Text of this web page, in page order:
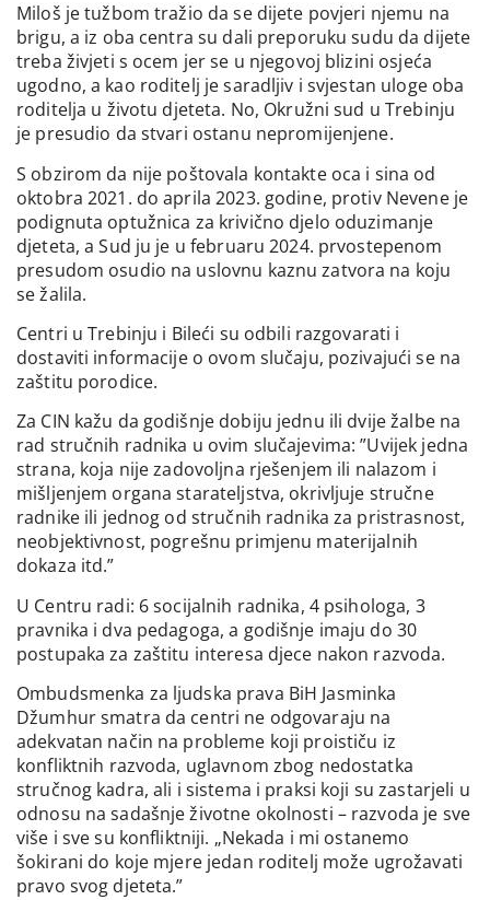
Miloš je tužbom tražio da se dijete povjeri njemu na
brigu, a iz oba centra su dali preporuku sudu da dijete
treba živjeti s ocem jer se u njegovoj blizini osjeća
ugodno, a kao roditelj je saradljiv i svjestan uloge oba
roditelja u životu djeteta. No, Okružni sud u Trebinju
je presudio da stvari ostanu nepromijenjene.
S obzirom da nije poštovala kontakte oca i sina od
oktobra 2021. do aprila 2023. godine, protiv Nevene je
podignuta optužnica za krivično djelo oduzimanje
djeteta, a Sud ju je u februaru 2024. prvostepenom
presudom osudio na uslovnu kaznu zatvora na koju
se žalila.
Centri u Trebinju i Bileći su odbili razgovarati i
dostaviti informacije o ovom slučaju, pozivajući se na
zaštitu porodice.
Za CIN kažu da godišnje dobiju jednu ili dvije žalbe na
rad stručnih radnika u ovim slučajevima: ”Uvijek jedna
strana, koja nije zadovoljna rješenjem ili nalazom i
mišljenjem organa starateljstva, okrivljuje stručne
radnike ili jednog od stručnih radnika za pristrasnost,
neobjektivnost, pogrešnu primjenu materijalnih
dokaza itd.”
U Centru radi: 6 socijalnih radnika, 4 psihologa, 3
pravnika i dva pedagoga, a godišnje imaju do 30
postupaka za zaštitu interesa djece nakon razvoda.
Ombudsmenka za ljudska prava BiH Jasminka
Džumhur smatra da centri ne odgovaraju na
adekvatan način na probleme koji proističu iz
konfliktnih razvoda, uglavnom zbog nedostatka
stručnog kadra, ali i sistema i praksi koji su zastarjeli u
odnosu na sadašnje životne okolnosti – razvoda je sve
više i sve su konfliktniji. „Nekada i mi ostanemo
šokirani do koje mjere jedan roditelj može ugrožavati
pravo svog djeteta.”